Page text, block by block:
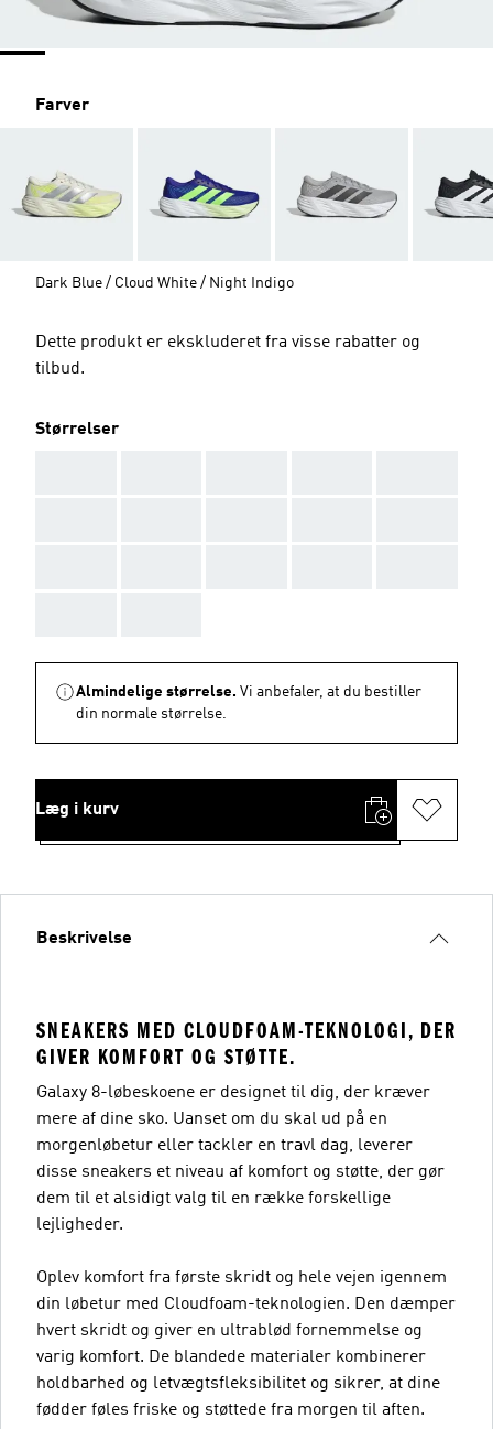
Farver
Dark Blue / Cloud White / Night Indigo
Dette produkt er ekskluderet fra visse rabatter og
tilbud.
Størrelser
Almindelige størrelse. Vi anbefaler, at du bestiller
din normale størrelse.
Læg i kurv
Beskrivelse
SNEAKERS MED CLOUDFOAM-TEKNOLOGI, DER
GIVER KOMFORT OG STØTTE.
Galaxy 8-løbeskoene er designet til dig, der kræver
mere af dine sko. Uanset om du skal ud på en
morgenløbetur eller tackler en travl dag, leverer
disse sneakers et niveau af komfort og støtte, der gør
dem til et alsidigt valg til en række forskellige
lejligheder.
Oplev komfort fra første skridt og hele vejen igennem
din løbetur med Cloudfoam-teknologien. Den dæmper
hvert skridt og giver en ultrablød fornemmelse og
varig komfort. De blandede materialer kombinerer
holdbarhed og letvægtsfleksibilitet og sikrer, at dine
fødder føles friske og støttede fra morgen til aften.